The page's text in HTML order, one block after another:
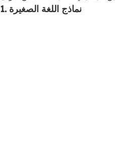
1. نماذج اللغة الصغيرة